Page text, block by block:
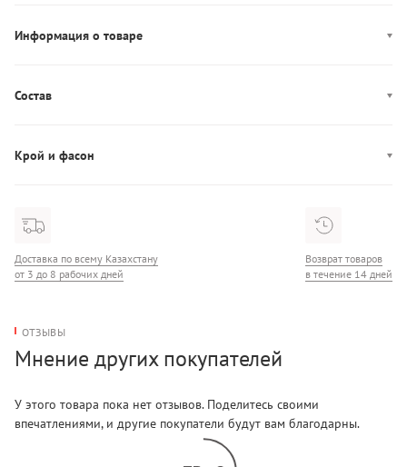
Информация о товаре
Состав
Крой и фасон
Доставка по всему Казахстану
от 3 до 8 рабочих дней
Возврат товаров
в течение 14 дней
ОТЗЫВЫ
Мнение других покупателей
У этого товара пока нет отзывов. Поделитесь своими
впечатлениями, и другие покупатели будут вам благодарны.